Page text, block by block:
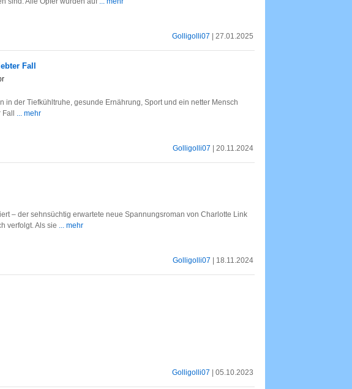
Golligolli07 | 27.01.2025
Fall
in der Tiefkühltruhe, gesunde Ernährung, Sport und ein netter Mensch
... mehr
Golligolli07 | 20.11.2024
– der sehnsüchtig erwartete neue Spannungsroman von Charlotte Link
verfolgt. Als sie ... mehr
Golligolli07 | 18.11.2024
Golligolli07 | 05.10.2023